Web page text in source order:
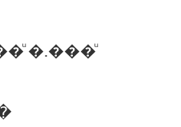
�.���ͧ